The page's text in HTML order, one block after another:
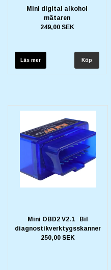
Mini digital alkohol
mätaren
249,00 SEK
Läs mer
Mini OBD2 V2.1 Bil
diagnostikverktygsskanner
250,00 SEK